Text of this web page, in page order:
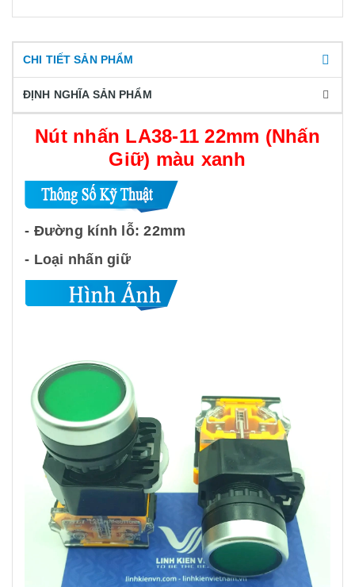
CHI TIẾT SẢN PHẨM
ĐỊNH NGHĨA SẢN PHẨM
Nút nhấn LA38-11 22mm (Nhấn
Giữ) màu xanh
- Đường kính lỗ: 22mm
- Loại nhấn giữ